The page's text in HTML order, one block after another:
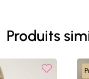
Produits